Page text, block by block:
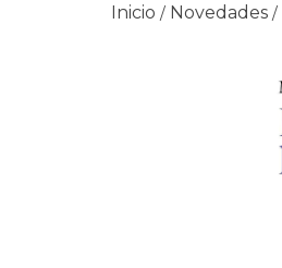
Inicio / Novedades /